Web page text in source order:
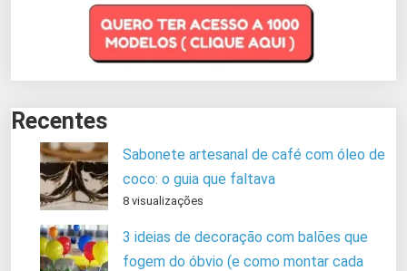
Recentes
Sabonete artesanal de café com óleo de
coco: o guia que faltava
8 visualizações
3 ideias de decoração com balões que
fogem do óbvio (e como montar cada